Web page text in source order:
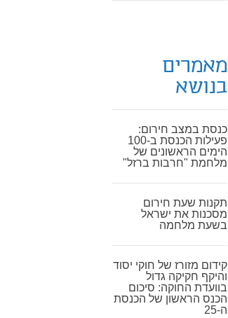
מאמרים
בנושא
כנסת במצב חירום:
פעילות הכנסת ב-100
הימים הראשונים של
מלחמת "חרבות ברזל"
תקנות שעת חירום
מסכנות את ישראל
בשעת מלחמה
קידום מזורז של חוקי יסוד
והיקף חקיקה גדול
בוועדת החוקה: סיכום
הכנס הראשון של הכנסת
ה-25